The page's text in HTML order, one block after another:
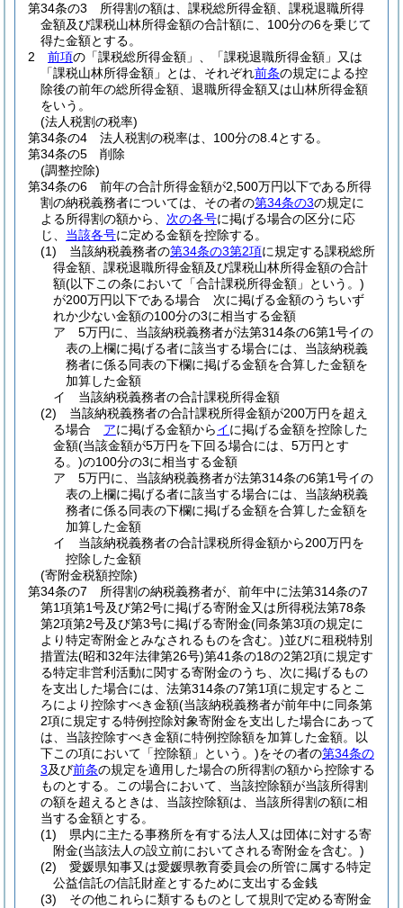
第34条の3
所得割の額は、課税総所得金額、課税退職所得
金額及び課税山林所得金額の合計額に、100分の6を乗じて
得た金額とする。
2
前項の「課税総所得金額」、「課税退職所得金額」又は
「課税山林所得金額」とは、それぞれ前条の規定による控
除後の前年の総所得金額、退職所得金額又は山林所得金額
をいう。
(法人税割の税率)
第34条の4
法人税割の税率は、100分の8.4とする。
第34条の5
削除
(調整控除)
第34条の6
前年の合計所得金額が2,500万円以下である所得
割の納税義務者については、その者の第34条の3の規定に
よる所得割の額から、 次の各号に掲げる場合の区分に応
じ、 当該各号に定める金額を控除する。
(1)
当該納税義務者の第34条の3第2項に規定する課税総所
得金額、課税退職所得金額及び課税山林所得金額の合計
額(以下この条において「合計課税所得金額」という。)
が200万円以下である場合 次に掲げる金額のうちいず
れか少ない金額の100分の3に相当する金額
ア
5万円に、当該納税義務者が法第314条の6第1号イの
表の上欄に掲げる者に該当する場合には、当該納税義
務者に係る同表の下欄に掲げる金額を合算した金額を
加算した金額
イ
当該納税義務者の合計課税所得金額
(2)
当該納税義務者の合計課税所得金額が200万円を超え
る場合 アに掲げる金額からイに掲げる金額を控除した
金額(当該金額が5万円を下回る場合には、5万円とす
る。)の100分の3に相当する金額
ア
5万円に、当該納税義務者が法第314条の6第1号イの
表の上欄に掲げる者に該当する場合には、当該納税義
務者に係る同表の下欄に掲げる金額を合算した金額を
加算した金額
イ
当該納税義務者の合計課税所得金額から200万円を
控除した金額
(寄附金税額控除)
第34条の7
所得割の納税義務者が、前年中に法第314条の7
第1項第1号及び第2号に掲げる寄附金又は所得税法第78条
第2項第2号及び第3号に掲げる寄附金(同条第3項の規定に
より特定寄附金とみなされるものを含む。)並びに租税特別
措置法(昭和32年法律第26号)第41条の18の2第2項に規定す
る特定非営利活動に関する寄附金のうち、次に掲げるもの
を支出した場合には、法第314条の7第1項に規定するとこ
ろにより控除すべき金額(当該納税義務者が前年中に同条第
2項に規定する特例控除対象寄附金を支出した場合にあって
は、当該控除すべき金額に特例控除額を加算した金額。以
下この項において「控除額」という。)をその者の第34条の
3及び前条の規定を適用した場合の所得割の額から控除する
ものとする。
この場合において、当該控除額が当該所得割
の額を超えるときは、当該控除額は、当該所得割の額に相
当する金額とする。
(1)
県内に主たる事務所を有する法人又は団体に対する寄
附金(当該法人の設立前においてされる寄附金を含む。)
(2)
愛媛県知事又は愛媛県教育委員会の所管に属する特定
公益信託の信託財産とするために支出する金銭
(3)
その他これらに類するものとして規則で定める寄附金